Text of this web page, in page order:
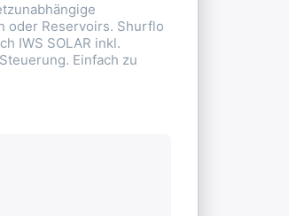
oder Reservoirs. Shurflo
IWS SOLAR inkl.
Einfach zu
den Kunden für ein Produkt in